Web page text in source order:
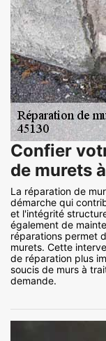
Confier
de murets
La réparation de
démarche qui
et l'intégrité
également de
réparations permet
murets. Cette
de réparation plus
soucis de murs à
demande.